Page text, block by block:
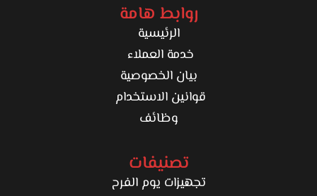
روابط هامة
الرئيسية
خدمة العملاء
بيان الخصوصية
قوانين الاستخدام
وظائف
تصنيفات
تجهيزات يوم الفرح